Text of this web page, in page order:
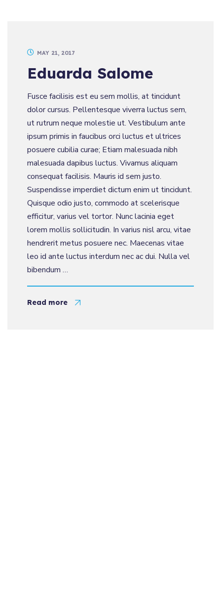
MAY 21, 2017
Eduarda Salome
Fusce facilisis est eu sem mollis, at tincidunt
dolor cursus. Pellentesque viverra luctus sem,
ut rutrum neque molestie ut. Vestibulum ante
ipsum primis in faucibus orci luctus et ultrices
posuere cubilia curae; Etiam malesuada nibh
malesuada dapibus luctus. Vivamus aliquam
consequat facilisis. Mauris id sem justo.
Suspendisse imperdiet dictum enim ut tincidunt.
Quisque odio justo, commodo at scelerisque
efficitur, varius vel tortor. Nunc lacinia eget
lorem mollis sollicitudin. In varius nisl arcu, vitae
hendrerit metus posuere nec. Maecenas vitae
leo id ante luctus interdum nec ac dui. Nulla vel
bibendum …
Read more